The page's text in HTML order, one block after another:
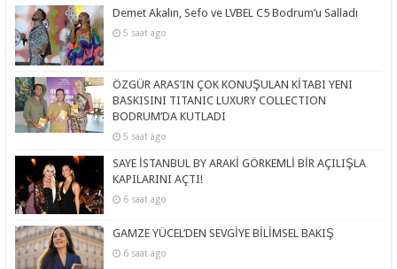
Demet Akalın, Sefo ve LVBEL C5 Bodrum’u Salladı
5 saat ago
ÖZGÜR ARAS’IN ÇOK KONUŞULAN KİTABI YENI
BASKISINI TITANIC LUXURY COLLECTION
BODRUM’DA KUTLADI
5 saat ago
SAYE İSTANBUL BY ARAKİ GÖRKEMLİ BİR AÇILIŞLA
KAPILARINI AÇTI!
6 saat ago
GAMZE YÜCEL’DEN SEVGİYE BİLİMSEL BAKIŞ
6 saat ago